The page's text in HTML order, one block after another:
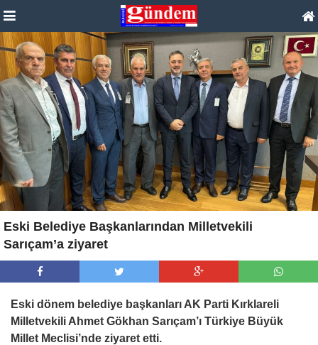
Eski Belediye Başkanlarından Milletvekili
Sarıçam’a ziyaret
Eski dönem belediye başkanları AK Parti Kırklareli
Milletvekili Ahmet Gökhan Sarıçam’ı Türkiye Büyük
Millet Meclisi’nde ziyaret etti.